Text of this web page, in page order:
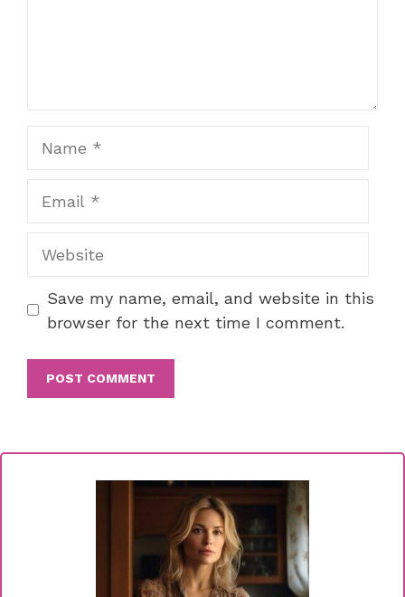
Save my name, email, and website in this
browser for the next time I comment.